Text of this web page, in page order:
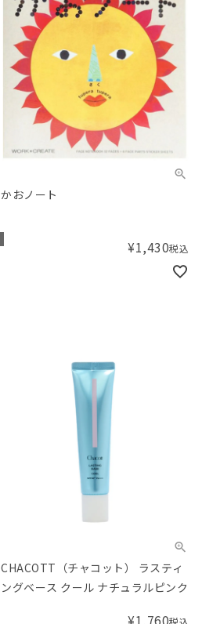
かおノート
¥1,430税込
CHACOTT（チャコット） ラスティ
ングベース クール ナチュラルピンク
¥1,760税込